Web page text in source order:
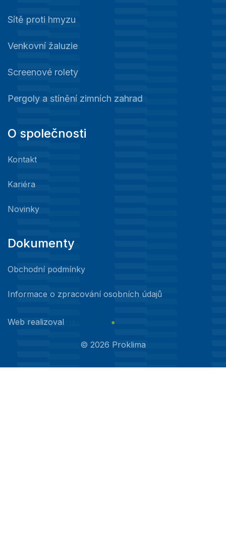
Sítě proti hmyzu
Venkovní žaluzie
Screenové rolety
Pergoly a stínění zimních zahrad
O společnosti
Kontakt
Kariéra
Novinky
Dokumenty
Obchodní podmínky
Informace o zpracování osobních údajů
Web realizoval
© 2026 Proklima